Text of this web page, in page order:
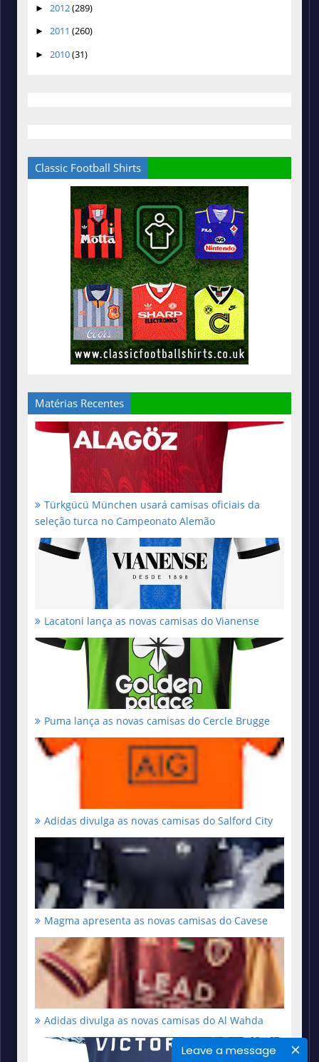
Leave a message
► 2012(289)
► 2011 (260)
► 2010(31)
Classic Football Shirts
Matérias Recentes
Türkgücü München usará camisas oficiais da
seleção turca no Campeonato Alemão
Lacatoni lança as novas camisas do Vianense
Puma lança as novas camisas do Cercle Brugge
Adidas divulga as novas camisas do Salford City
Magma apresenta as novas camisas do Cavese
Adidas divulga as novas camisas do Al Wahda